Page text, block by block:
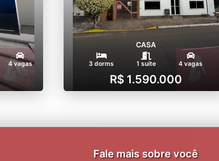
4 vagas
CASA
3 dorms 1 suíte 4 vagas
R$ 1.590.000
Fale mais sobre você